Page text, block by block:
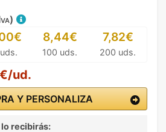
8,44€
100 uds.
7,82€
200 uds.
ud.
Y PERSONALIZA
recibirás: